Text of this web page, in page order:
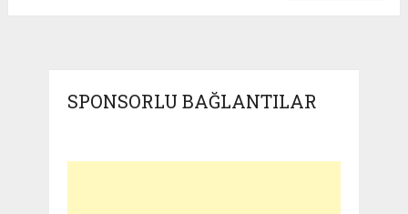
SPONSORLU BAĞLANTILAR